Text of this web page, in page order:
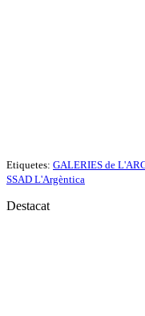
Etiquetes: GALERIES de
SSAD L'Argèntica
Destacat